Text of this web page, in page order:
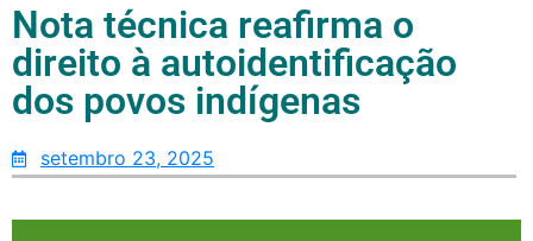
Nota técnica reafirma o
direito à autoidentificação
dos povos indígenas
setembro 23, 2025